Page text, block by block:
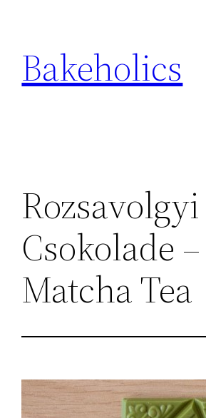
inhoud
Bakeholics
Rozsavolgyi
Csokolade –
Matcha Tea